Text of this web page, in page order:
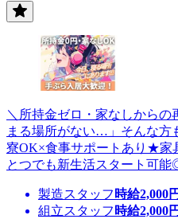
＼所持金ゼロ・家なしからの
まる場所がない…」そんな方
寮OK×食事サポートあり★家
とつでも新生活スタート可
製造スタッフ 時給2,000
組立スタッフ 時給2,000